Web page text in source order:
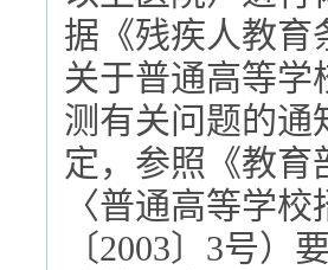
据《残疾人教育
关于普通高等学
测有关问题的通
定，参照《教育
〈普通高等学
〔2003〕3号